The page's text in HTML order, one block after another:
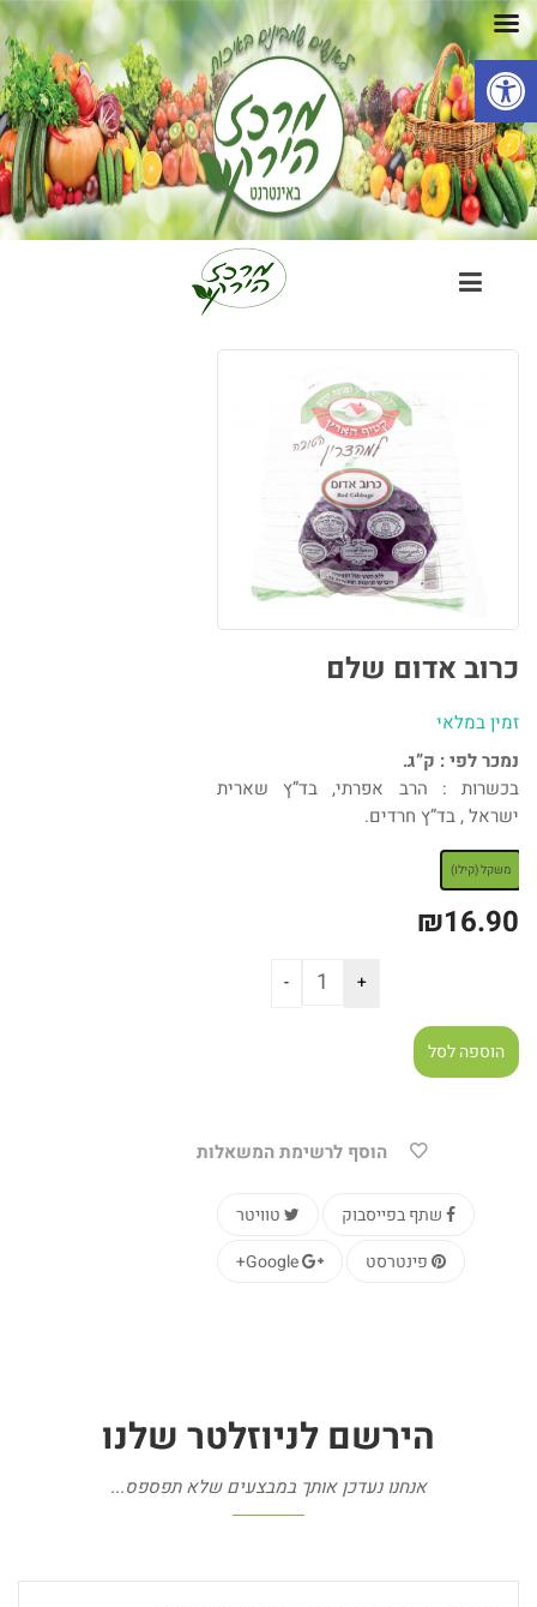
פתח סרגל נגישות
כרוב אדום שלם
זמין במלאי
נמכר לפי : ק”ג.
בכשרות : הרב אפרתי, בד”ץ שארית
ישראל , בד”ץ חרדים.
משקל (קילו)
₪16.90
הוספה לסל
הוסף לרשימת המשאלות
טוויטר
שתף בפייסבוק
Google+
פינטרסט
הירשם לניוזלטר שלנו
אנחנו נעדכן אותך במבצעים שלא תפספס...